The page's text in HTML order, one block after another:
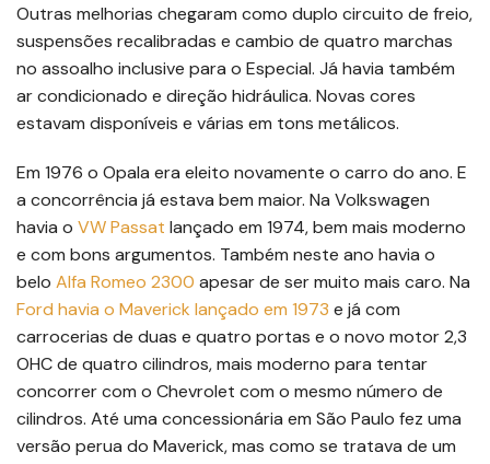
Outras melhorias chegaram como duplo circuito de freio,
suspensões recalibradas e cambio de quatro marchas
no assoalho inclusive para o Especial. Já havia também
ar condicionado e direção hidráulica. Novas cores
estavam disponíveis e várias em tons metálicos.
Em 1976 o Opala era eleito novamente o carro do ano. E
a concorrência já estava bem maior. Na Volkswagen
havia o VW Passat lançado em 1974, bem mais moderno
e com bons argumentos. Também neste ano havia o
belo Alfa Romeo 2300 apesar de ser muito mais caro. Na
Ford havia o Maverick lançado em 1973 e já com
carrocerias de duas e quatro portas e o novo motor 2,3
OHC de quatro cilindros, mais moderno para tentar
concorrer com o Chevrolet com o mesmo número de
cilindros. Até uma concessionária em São Paulo fez uma
versão perua do Maverick, mas como se tratava de um